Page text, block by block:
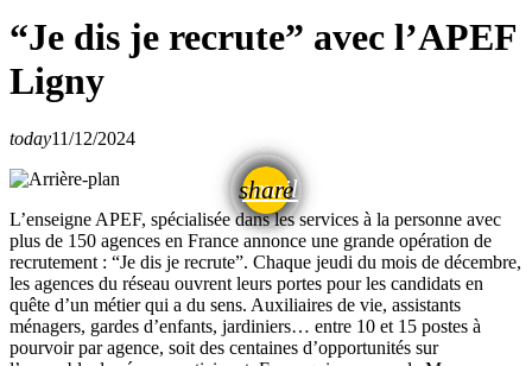
“Je dis je recrute” avec l’APEF
Ligny
today11/12/2024
share
email
L’enseigne APEF, spécialisée dans les services à la personne avec
plus de 150 agences en France annonce une grande opération de
recrutement : “Je dis je recrute”. Chaque jeudi du mois de décembre,
les agences du réseau ouvrent leurs portes pour les candidats en
quête d’un métier qui a du sens. Auxiliaires de vie, assistants
ménagers, gardes d’enfants, jardiniers… entre 10 et 15 postes à
pourvoir par agence, soit des centaines d’opportunités sur